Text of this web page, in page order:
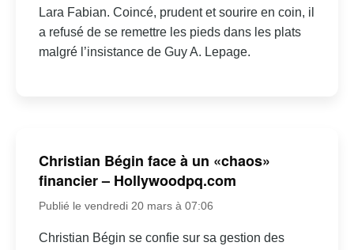
Lara Fabian. Coincé, prudent et sourire en coin, il
a refusé de se remettre les pieds dans les plats
malgré l’insistance de Guy A. Lepage.
Christian Bégin face à un «chaos»
financier – Hollywoodpq.com
Publié le vendredi 20 mars à 07:06
Christian Bégin se confie sur sa gestion des